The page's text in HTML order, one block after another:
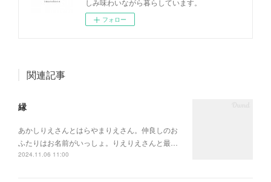
しみ味わいながら暮らしています。
フォロー
関連記事
縁
あかしりえさんとはらやまりえさん。仲良しのお
ふたりはお名前がいっしょ。りえりえさんと最…
2024.11.06 11:00